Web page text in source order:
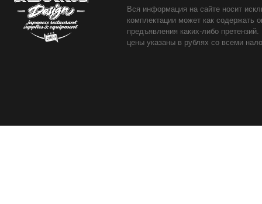
Вся информация на сайте носит
комплектации может как содержать
предъявления каких-либо
цены указаны в рублях со всеми